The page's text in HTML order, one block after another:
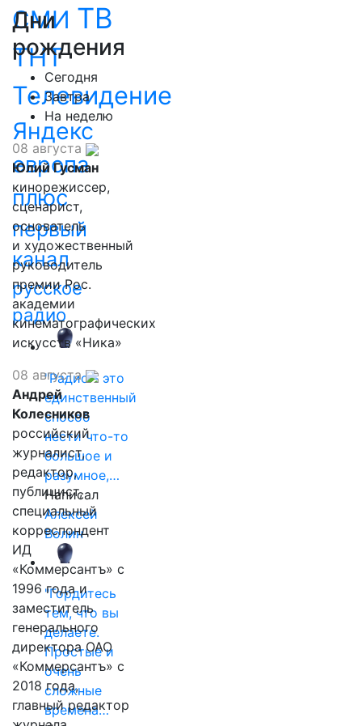
СМИ ТВ
ТНТ
Телевидение
Яндекс
европа
плюс
первый
канал
русское
радио
"Радио - это
единственный
способ
нести что-то
большое и
разумное,…
Написал
Алексей
Волин
"Гордитесь
тем, что вы
делаете.
Простые и
очень
сложные
времена…
Дни
рождения
Сегодня
Завтра
На неделю
08 августа
Юлий Гусман
кинорежиссер,
сценарист,
основатель
и художественный
руководитель
премии Рос.
академии
кинематографических
искусств «Ника»
08 августа
Андрей
Колесников
российский
журналист,
редактор,
публицист,
специальный
корреспондент
ИД
«Коммерсантъ» с
1996 года и
заместитель
генерального
директора ОАО
«Коммерсантъ» с
2018 года,
главный редактор